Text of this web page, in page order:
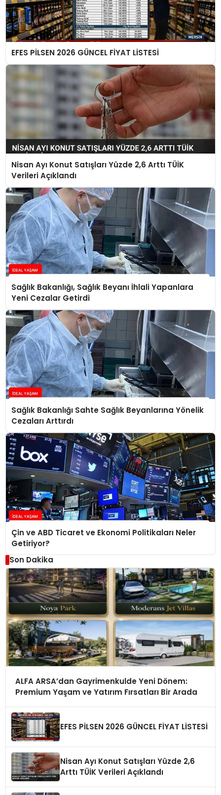
EFES PİLSEN 2026 GÜNCEL FİYAT LİSTESİ
Nisan Ayı Konut Satışları Yüzde 2,6 Arttı TÜİK
Verileri Açıklandı
Sağlık Bakanlığı, Sağlık Beyanı İhlali Yapanlara
Yeni Cezalar Getirdi
Sağlık Bakanlığı Sahte Sağlık Beyanlarına Yönelik
Cezaları Arttırdı
Çin ve ABD Ticaret ve Ekonomi Politikaları Neler
Getiriyor?
Son Dakika
ALFA ARSA’dan Gayrimenkulde Yeni Dönem:
Premium Yaşam ve Yatırım Fırsatları Bir Arada
EFES PİLSEN 2026 GÜNCEL FİYAT LİSTESİ
Nisan Ayı Konut Satışları Yüzde 2,6
Arttı TÜİK Verileri Açıklandı